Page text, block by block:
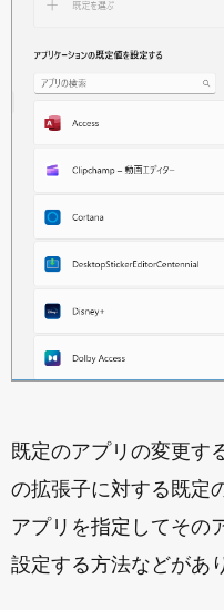
既定のアプリの変更す
の拡張子に対する既定
アプリを指定してその
設定する方法などがあ